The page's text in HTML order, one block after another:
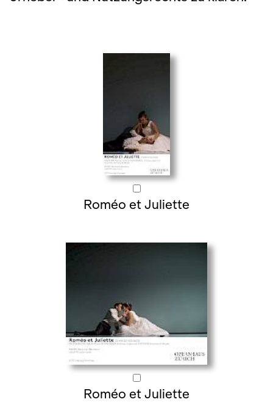
Roméo et Juliette
Roméo et Juliette